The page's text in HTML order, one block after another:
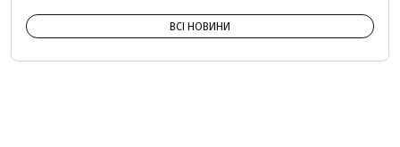
ВСІ НОВИНИ